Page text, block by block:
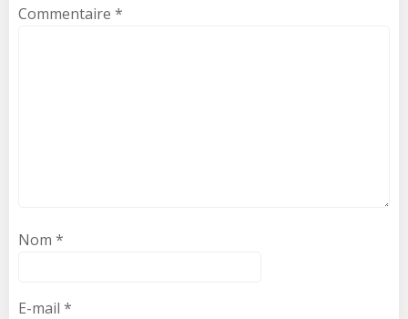
Commentaire *
Nom *
E-mail *